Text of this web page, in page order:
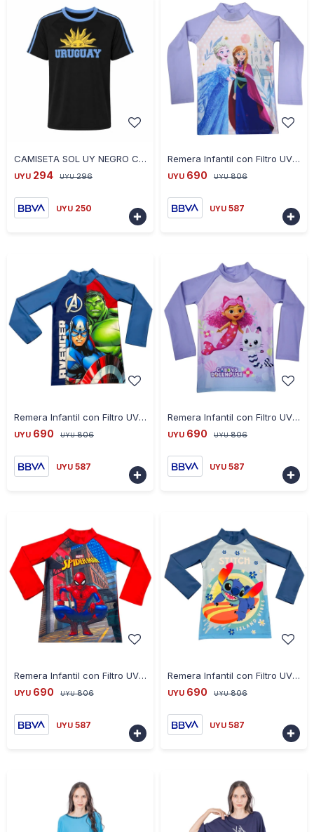
CAMISETA SOL UY NEGRO CE-SOLUY-02 TALLE S - NEGRO
UYU 294 UYU 296
UYU 250

Remera Infantil con Filtro UV 50 Frozen Manga Larga - LILA
UYU 690 UYU 806
UYU 587

Remera Infantil con Filtro UV 50 Avengers Manga Larga - AZUL-ROJO
UYU 690 UYU 806
UYU 587

Remera Infantil con Filtro UV 50 Gabby Manga Larga - LILA
UYU 690 UYU 806
UYU 587

Remera Infantil con Filtro UV 50 Spiderman Manga Larga - AZUL-ROJO
UYU 690 UYU 806
UYU 587

Remera Infantil con Filtro UV 50 Stitch Manga Larga - AZUL
UYU 690 UYU 806
UYU 587
